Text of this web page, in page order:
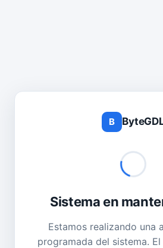
B
Sistema en
Estamos realizando una
programada del sistema.